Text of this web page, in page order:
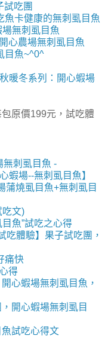
試吃團
魚卡健康的無刺虱目魚
場無刺虱目魚
心農場無刺虱目魚
目魚~^0^
暖冬系列：開心蝦場
原價199元，試吃體
無刺虱目魚 -
蝦場--無刺虱目魚】
蒲燒虱目魚+無刺虱目
吃文)
魚”試吃之心得
吃體驗】果子試吃團，
痛快
得
心蝦場無刺虱目魚，
開心蝦場無刺虱目
試吃心得文